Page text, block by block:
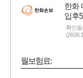
한화
입후
확인필
월보험료: